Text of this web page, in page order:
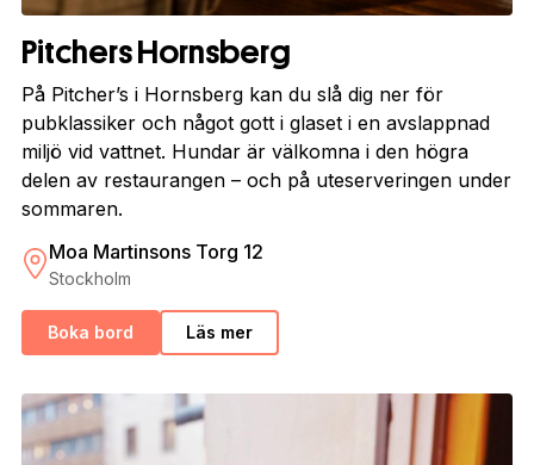
Pitchers Hornsberg
På Pitcher’s i Hornsberg kan du slå dig ner för
pubklassiker och något gott i glaset i en avslappnad
miljö vid vattnet. Hundar är välkomna i den högra
delen av restaurangen – och på uteserveringen under
sommaren.
Moa Martinsons Torg 12
Stockholm
Boka bord Läs mer